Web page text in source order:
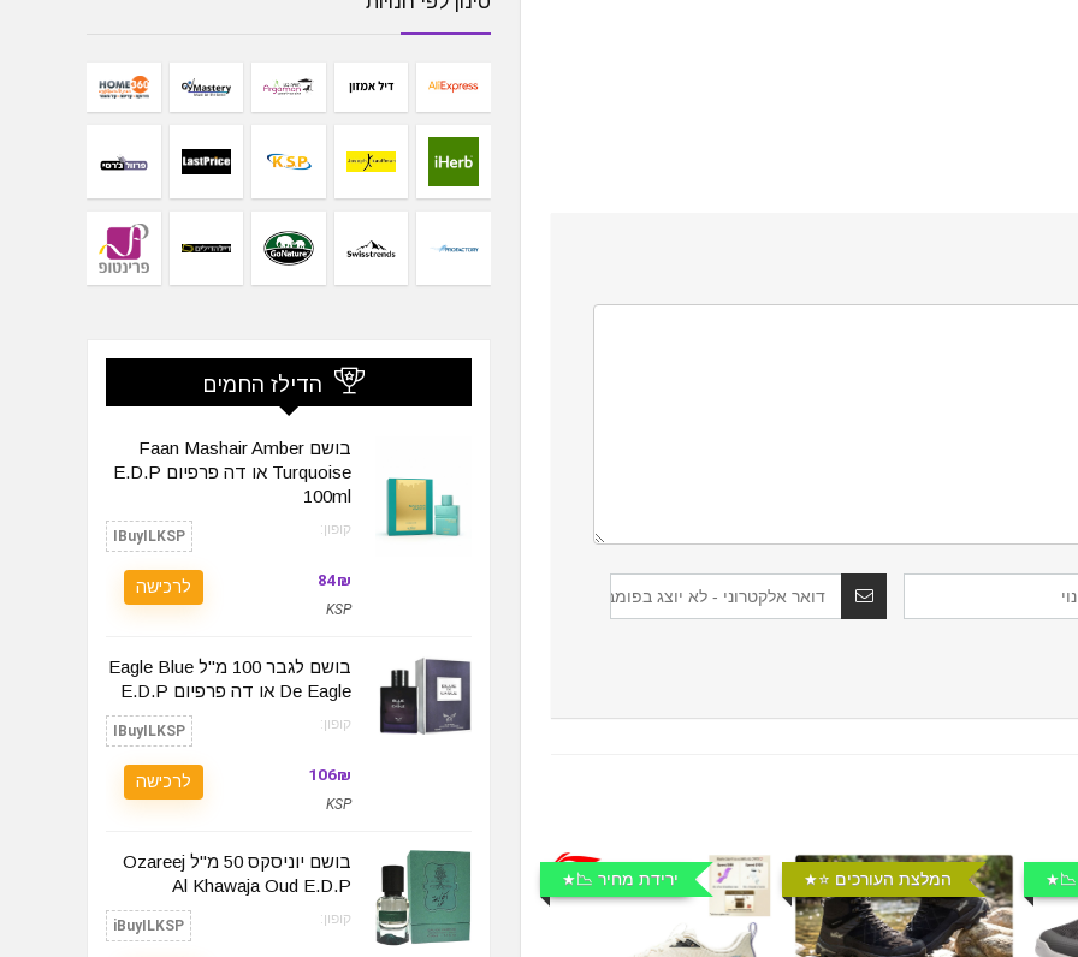
המלצת העורכים ⭐️ ירידת מחיר 📉
הדילז החמים
בושם Faan Mashair Amber
Turquoise או דה פרפיום‏ E.D.P
100ml
קופון: IBuyILKSP
84₪
KSP
לרכישה
בושם לגבר 100 מ"ל Eagle Blue
De Eagle או דה פרפיום‏ E.D.P
קופון: IBuyILKSP
106₪
KSP
לרכישה
בושם יוניסקס 50 מ"ל Ozareej
Al Khawaja Oud E.D.P
קופון: iBuyILKSP